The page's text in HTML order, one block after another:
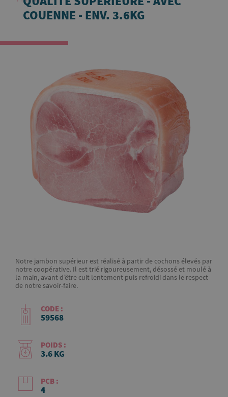
COUENNE - ENV. 3.6KG
Notre jambon supérieur est réalisé à partir de cochons élevés par
notre coopérative. Il est trié rigoureusement, désossé et moulé à
la main, avant d’être cuit lentement puis refroidi dans le respect
de notre savoir-faire.
CODE :
59568
POIDS :
3.6 KG
PCB :
4